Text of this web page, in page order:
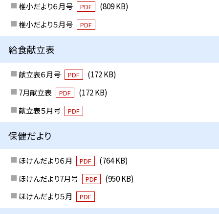
椎小だより６月号
PDF
(809 KB)
椎小だより５月号
PDF
給食献立表
献立表６月号 PDF
(172 KB)
7月献立表
PDF
(172 KB)
献立表５月号
PDF
保健だより
ほけんだより６月 PDF
(764 KB)
ほけんだより7月号
PDF
(950 KB)
ほけんだより５月
PDF